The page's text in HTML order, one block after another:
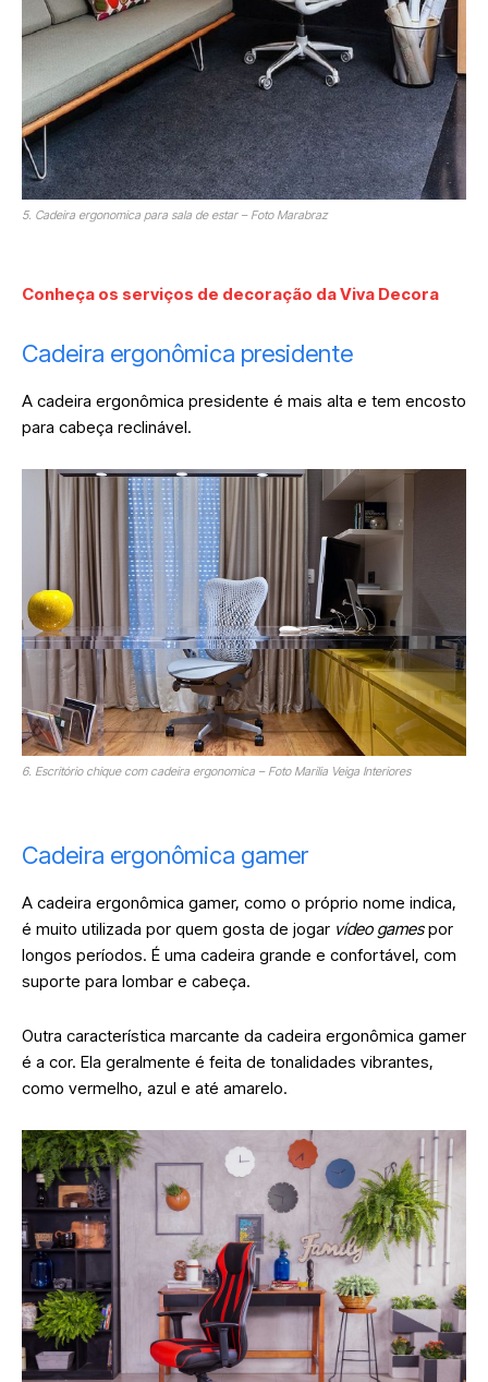
5. Cadeira ergonomica para sala de estar – Foto Marabraz
Conheça os serviços de decoração da Viva Decora
Cadeira ergonômica presidente
A cadeira ergonômica presidente é mais alta e tem encosto
para cabeça reclinável.
6. Escritório chique com cadeira ergonomica – Foto Marilia Veiga Interiores
Cadeira ergonômica gamer
A cadeira ergonômica gamer, como o próprio nome indica,
é muito utilizada por quem gosta de jogar vídeo gamespor
longos períodos. É uma cadeira grande e confortável, com
suporte para lombar e cabeça.
Outra característica marcante da cadeira ergonômica gamer
é a cor. Ela geralmente é feita de tonalidades vibrantes,
como vermelho, azul e até amarelo.